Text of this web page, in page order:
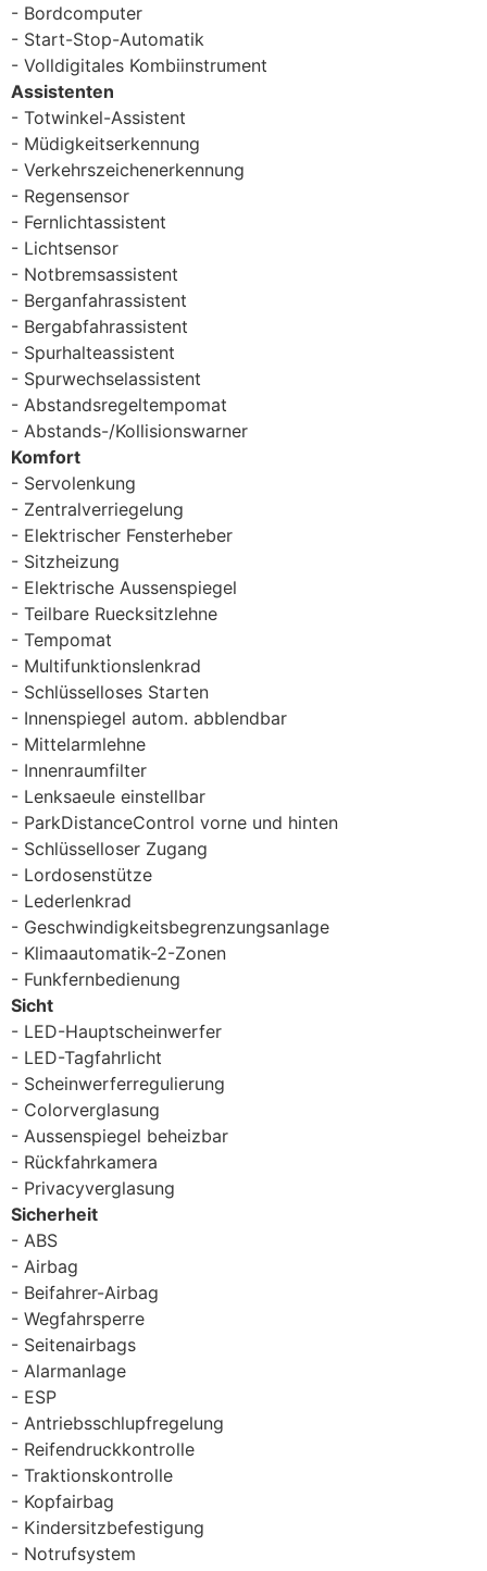
Bordcomputer
Start-Stop-Automatik
Volldigitales Kombiinstrument
Assistenten
Totwinkel-Assistent
Müdigkeitserkennung
Verkehrszeichenerkennung
Regensensor
Fernlichtassistent
Lichtsensor
Notbremsassistent
Berganfahrassistent
Bergabfahrassistent
Spurhalteassistent
Spurwechselassistent
Abstandsregeltempomat
Abstands-/Kollisionswarner
Komfort
Servolenkung
Zentralverriegelung
Elektrischer Fensterheber
Sitzheizung
Elektrische Aussenspiegel
Teilbare Ruecksitzlehne
Tempomat
Multifunktionslenkrad
Schlüsselloses Starten
Innenspiegel autom. abblendbar
Mittelarmlehne
Innenraumfilter
Lenksaeule einstellbar
ParkDistanceControl vorne und hinten
Schlüsselloser Zugang
Lordosenstütze
Lederlenkrad
Geschwindigkeitsbegrenzungsanlage
Klimaautomatik-2-Zonen
Funkfernbedienung
Sicht
LED-Hauptscheinwerfer
LED-Tagfahrlicht
Scheinwerferregulierung
Colorverglasung
Aussenspiegel beheizbar
Rückfahrkamera
Privacyverglasung
Sicherheit
ABS
Airbag
Beifahrer-Airbag
Wegfahrsperre
Seitenairbags
Alarmanlage
ESP
Antriebsschlupfregelung
Reifendruckkontrolle
Traktionskontrolle
Kopfairbag
Kindersitzbefestigung
Notrufsystem